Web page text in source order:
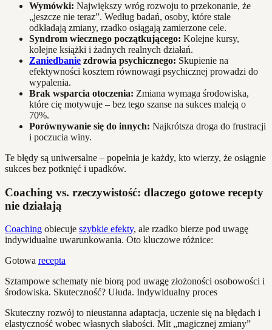
Wymówki: Największy wróg rozwoju to przekonanie, że
„jeszcze nie teraz”. Według badań, osoby, które stale
odkładają zmiany, rzadko osiągają zamierzone cele.
Syndrom wiecznego początkującego: Kolejne kursy,
kolejne książki i żadnych realnych działań.
Zaniedbanie zdrowia psychicznego: Skupienie na
efektywności kosztem równowagi psychicznej prowadzi do
wypalenia.
Brak wsparcia otoczenia: Zmiana wymaga środowiska,
które cię motywuje – bez tego szanse na sukces maleją o
70%.
Porównywanie się do innych: Najkrótsza droga do frustracji
i poczucia winy.
Te błędy są uniwersalne – popełnia je każdy, kto wierzy, że osiągnie
sukces bez potknięć i upadków.
Coaching vs. rzeczywistość: dlaczego gotowe recepty
nie działają
Coaching obiecuje szybkie efekty, ale rzadko bierze pod uwagę
indywidualne uwarunkowania. Oto kluczowe różnice:
Gotowa recepta
Sztampowe schematy nie biorą pod uwagę złożoności osobowości i
środowiska. Skuteczność? Ułuda. Indywidualny proces
Skuteczny rozwój to nieustanna adaptacja, uczenie się na błędach i
elastyczność wobec własnych słabości. Mit „magicznej zmiany”